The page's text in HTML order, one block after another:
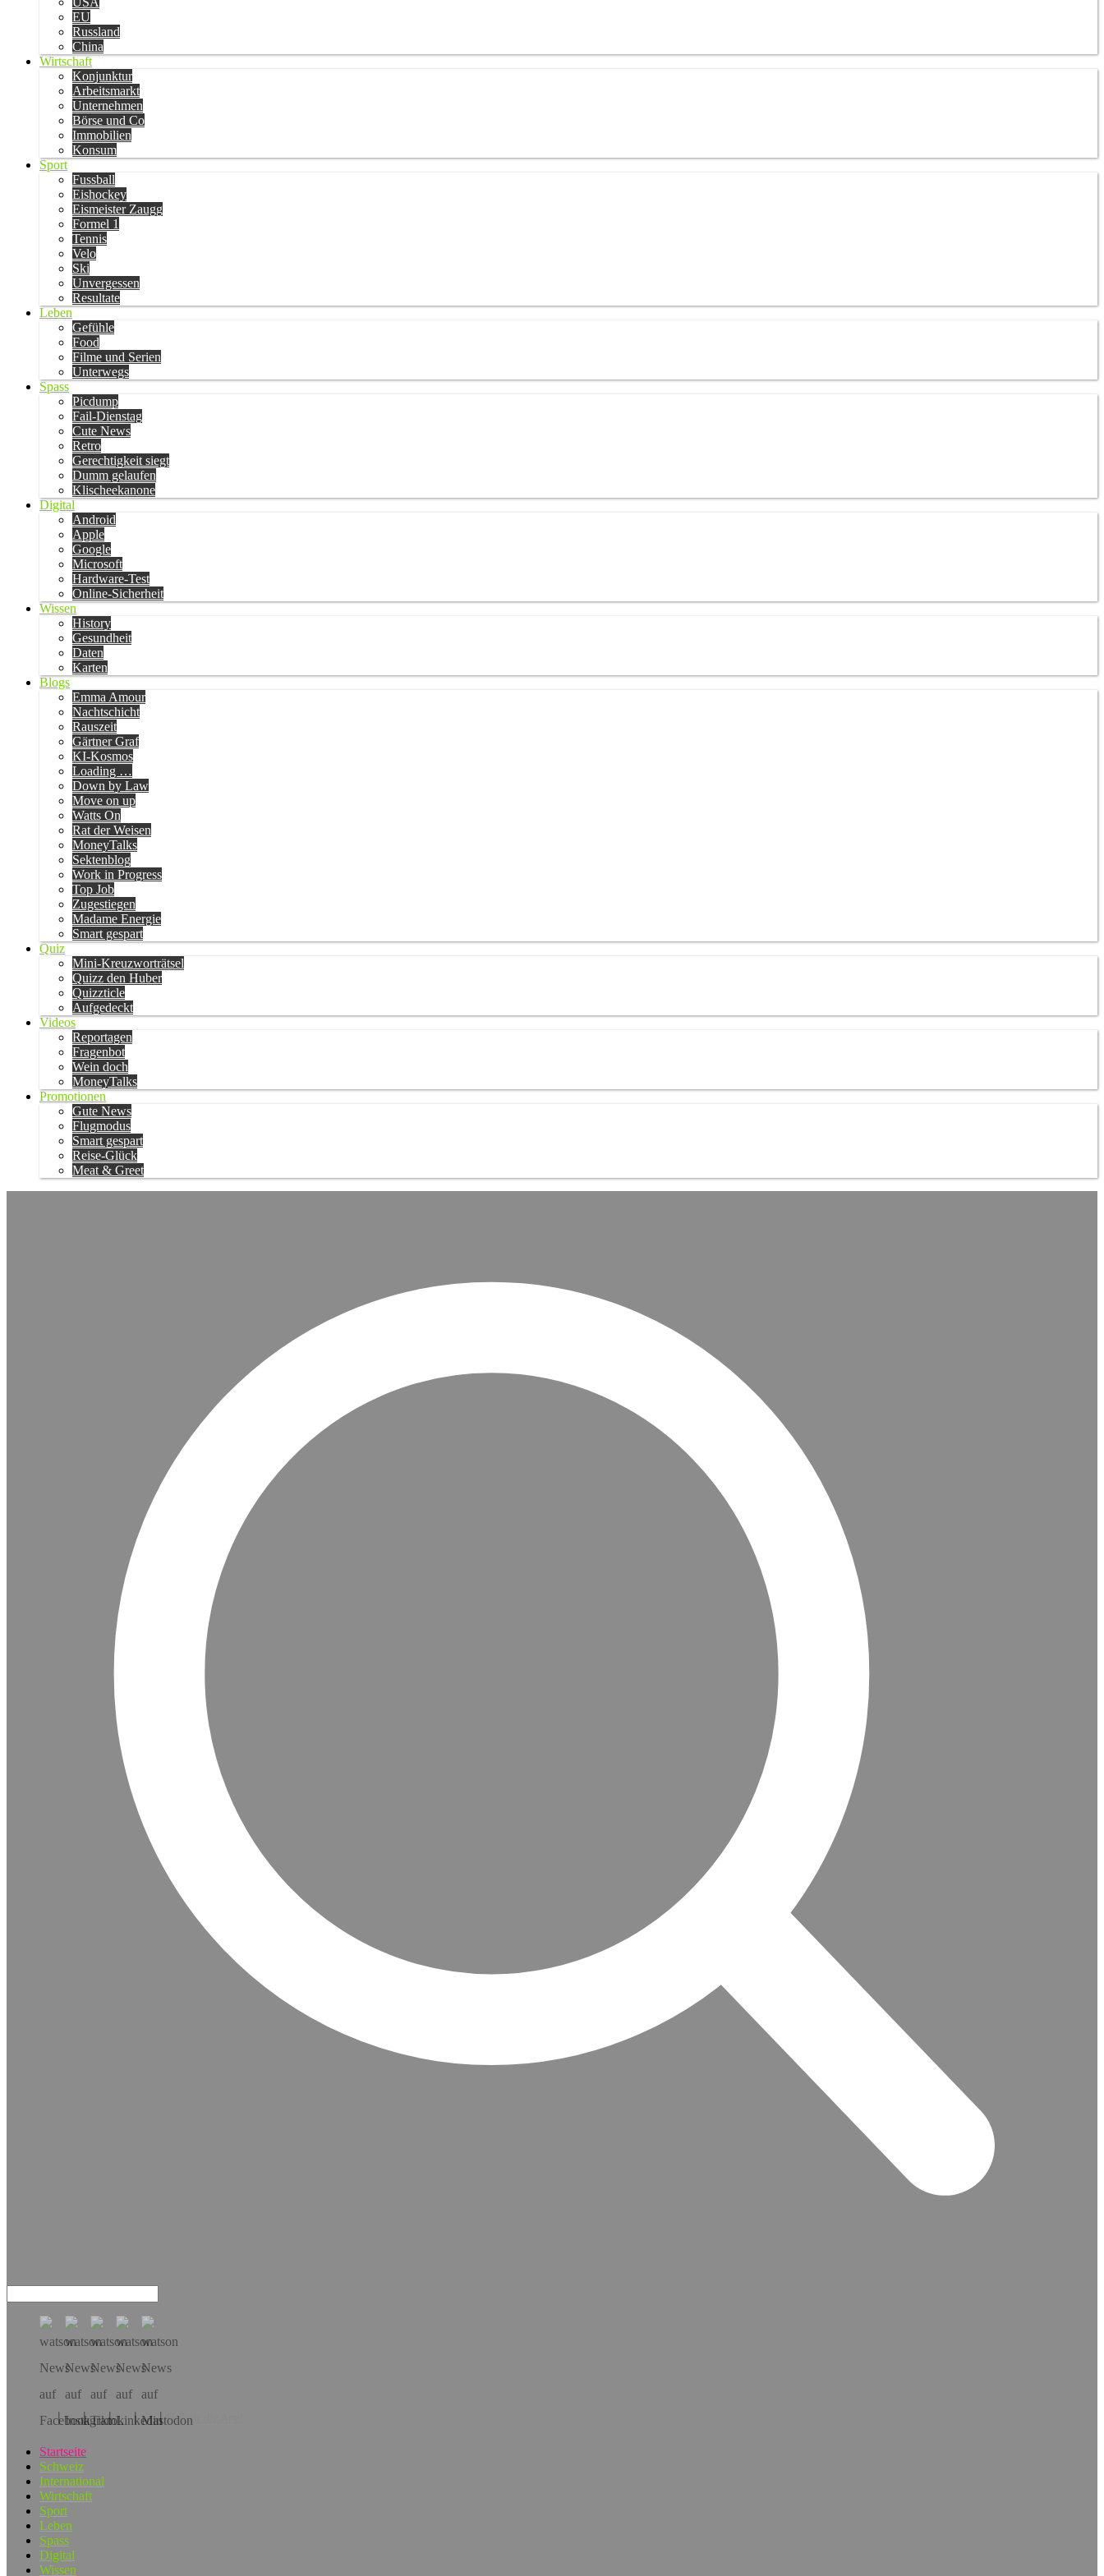
EU
Russland
China
Wirtschaft
Konjunktur
Arbeitsmarkt
Unternehmen
Börse und Co
Immobilien
Konsum
Sport
Fussball
Eishockey
Eismeister Zaugg
Formel 1
Tennis
Velo
Ski
Unvergessen
Resultate
Leben
Gefühle
Food
Filme und Serien
Unterwegs
Spass
Picdump
Fail-Dienstag
Cute News
Retro
Gerechtigkeit siegt
Dumm gelaufen
Klischeekanone
Digital
Android
Apple
Google
Microsoft
Hardware-Test
Online-Sicherheit
Wissen
History
Gesundheit
Daten
Karten
Blogs
Emma Amour
Nachtschicht
Rauszeit
Gärtner Graf
KI-Kosmos
Loading …
Down by Law
Move on up
Watts On
Rat der Weisen
MoneyTalks
Sektenblog
Work in Progress
Top Job
Zugestiegen
Madame Energie
Smart gespart
Quiz
Mini-Kreuzworträtsel
Quizz den Huber
Quizzticle
Aufgedeckt
Videos
Reportagen
Fragenbot
Wein doch
MoneyTalks
Promotionen
Gute News
Flugmodus
Smart gespart
Reise-Glück
Meat & Greet
Hol dir die App!
Startseite
Schweiz
International
Wirtschaft
Sport
Leben
Spass
Digital
Wissen